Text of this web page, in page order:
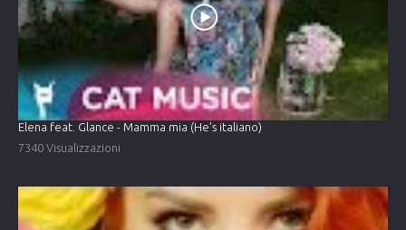
Elena feat. Glance - Mamma mia (He's italiano)
7340 Visualizzazioni